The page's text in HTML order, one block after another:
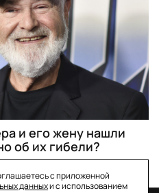
и его жену нашли
об их гибели?
с приложенной
данныхи с использованием